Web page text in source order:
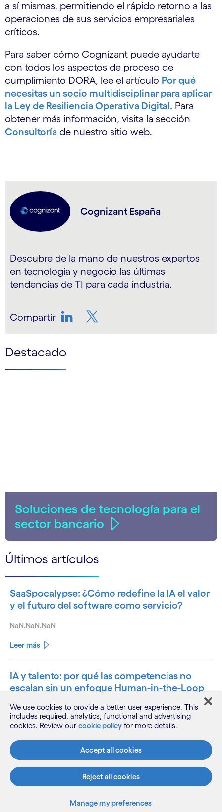
a sí mismas, permitiendo el rápido retorno a las
operaciones de sus servicios empresariales
críticos.
Para saber cómo Cognizant puede ayudarte
con todos los aspectos de proceso de
cumplimiento DORA, lee el artículo Por qué
necesitas un socio multidisciplinar para aplicar
la Ley de Resiliencia Operativa Digital. Para
obtener más información, visita la sección
Consultoría de nuestro sitio web.
Cognizant España
Descubre de la mano de nuestros expertos
en tecnología y negocio las últimas
tendencias de TI para cada industria.
Compartir
Destacado
Soluciones de tecnología para el
sector bancario
Últimos artículos
SaaSpocalypse: ¿Cómo redefine la IA el valor
y el futuro del software como servicio?
NaN.NaN.NaN
Leer más
IA y talento: por qué las competencias no
escalan sin un enfoque Human-in-the-Loop
NaN.NaN.NaN
Leer más
See more See less
Artículos relacionados
We use cookies to provide a better user experience. This
includes required, analytics, functional and advertising
cookies. Review our cookie policy for more details.
Accept all cookies
Reject all cookies
Manage my preferences